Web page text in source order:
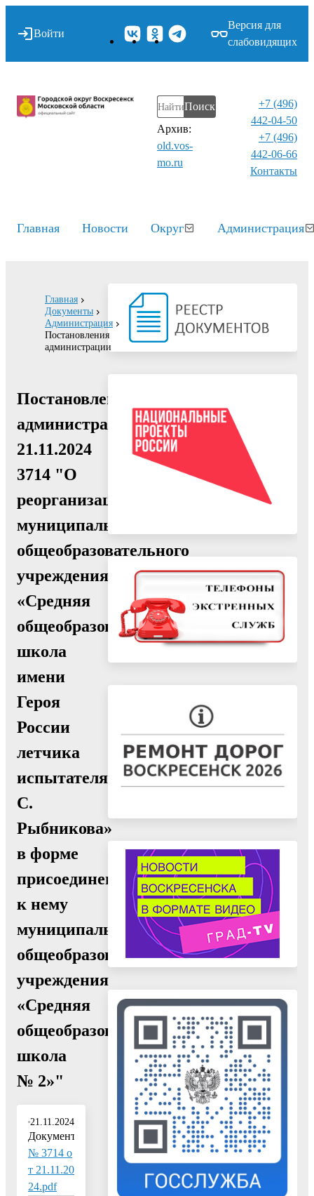
Войти
Версия для
слабовидящих
Поиск
Архив:
old.vos-
mo.ru
+7 (496)
442-04-50
+7 (496)
442-06-66
Контакты⁠
Главная Новости Округ Администрация
Главная
Документы
Администрация
Постановления
администрации
Постановление
администрации
21.11.2024
3714 "О
реорганизации
муниципального
общеобразовательного
учреждения
«Средняя
общеобразовательная
школа
имени
Героя
России
летчика
испытателя
С.
Рыбникова»
в форме
присоединения
к нему
муниципального
общеобразовательного
учреждения
«Средняя
общеобразовательная
школа
№ 2»"
21.11.2024
Документ:
№ 3714 о
т 21.11.20
24.pdf